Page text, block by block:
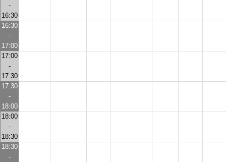
-
16:30
16:30
-
17:00
17:00
-
17:30
17:30
-
18:00
18:00
-
18:30
18:30
-